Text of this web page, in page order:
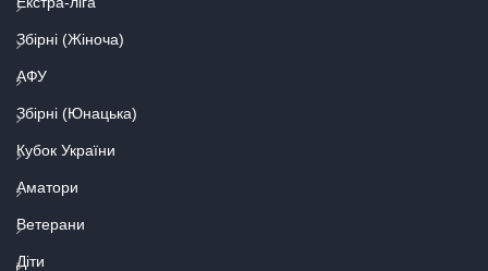
Збірні (Жіноча)
АФУ
Збірні (Юнацька)
Кубок України
Аматори
Ветерани
Діти